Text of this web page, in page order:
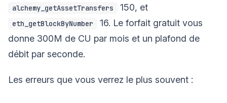
alchemy_getAssetTransfers 150, et
eth_getBlockByNumber
16. Le forfait gratuit vous
donne 300M de CU par mois et un plafond de
débit par seconde.
Les erreurs que vous verrez le plus souvent :